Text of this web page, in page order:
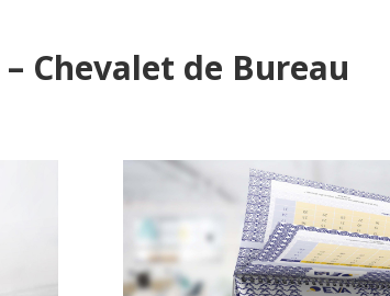
Chevalet de Bureau